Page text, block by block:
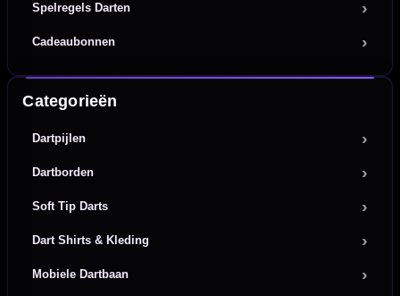
Spelregels Darten
Cadeaubonnen
Categorieën
Dartpijlen
Dartborden
Soft Tip Darts
Dart Shirts & Kleding
Mobiele Dartbaan